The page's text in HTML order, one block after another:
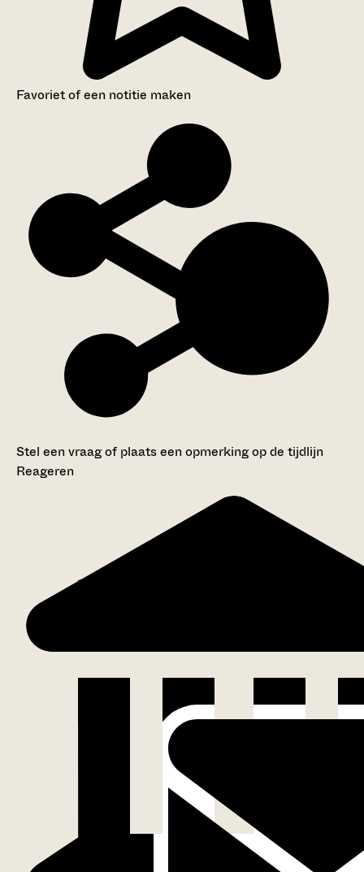
Favoriet of een notitie maken
Stel een vraag of plaats een opmerking op de tijdlijn
Reageren